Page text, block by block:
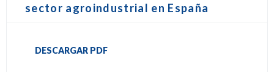
sector agroindustrial en España
DESCARGAR PDF